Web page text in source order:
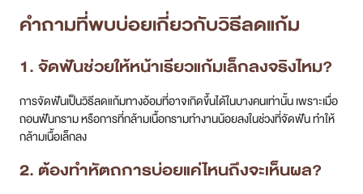
คำถามที่พบบ่อยเกี่ยวกับวิธีลดแก้ม
1. จัดฟันช่วยให้หน้าเรียวแก้มเล็กลงจริงไหม?
การจัดฟันเป็นวิธีลดแก้มทางอ้อมที่อาจเกิดขึ้นได้ในบางคนเท่านั้น เพราะเมื่อ
ถอนฟันกราม หรือการที่กล้ามเนื้อกรามทำงานน้อยลงในช่วงที่จัดฟัน ทำให้
กล้ามเนื้อเล็กลง
2. ต้องทำหัตถการบ่อยแค่ไหนถึงจะเห็นผล?